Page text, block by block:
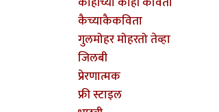
कैच्याकैकविता
गुलमोहर मोहरतो तेव्हा
जिलबी
प्रेरणात्मक
फ्री स्टाइल